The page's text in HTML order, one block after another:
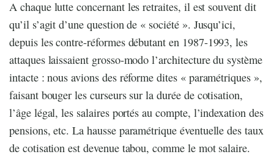
A chaque lutte concernant les retraites, il est souvent dit
qu’il s’agit d’une question de « société ». Jusqu’ici,
depuis les contre-réformes débutant en 1987-1993, les
attaques laissaient grosso-modo l’architecture du système
intacte : nous avions des réforme dites « paramétriques »,
faisant bouger les curseurs sur la durée de cotisation,
l’âge légal, les salaires portés au compte, l’indexation des
pensions, etc. La hausse paramétrique éventuelle des taux
de cotisation est devenue tabou, comme le mot salaire.